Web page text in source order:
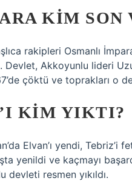
KIM SON
rakipleri Osmanlı
Akkoyunlu lideri
çöktü ve toprakları o
KIM YIKTI?
Elvan’ı yendi,
yenildi ve kaçmayı
devleti resmen yıkıldı.